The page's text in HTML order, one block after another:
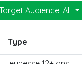
Target Audience: All
Type